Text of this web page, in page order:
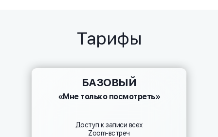
Тарифы
БАЗОВЫЙ
«Мне только посмотреть»
Доступ к записи всех
Zoom-встреч